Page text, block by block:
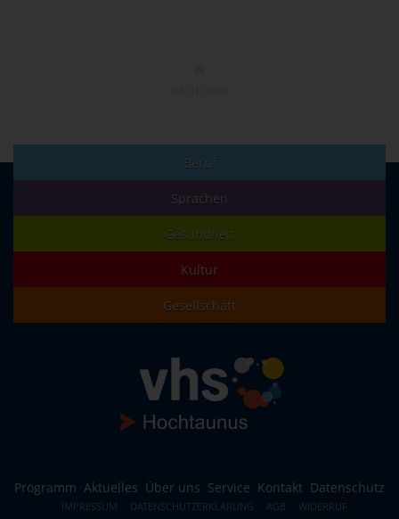
Beruf
Sprachen
Gesundheit
Kultur
Gesellschaft
Programm Aktuelles Über uns Service Kontakt Datenschutz
IMPRESSUM DATENSCHUTZERKLÄRUNG AGB WIDERRUF